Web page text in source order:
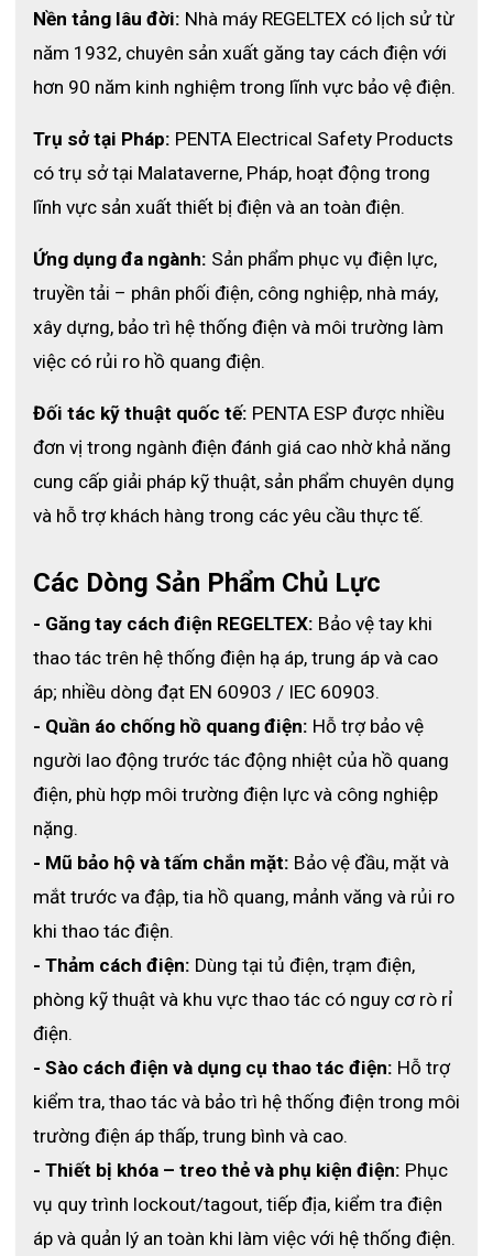
Ứng dụng của quần áo ARC Flash SFE
Ngành điện và điện công nghiệp
Nhà máy sản xuất
Trạm điện, khu công nghiệp
Công việc bảo trì, sửa chữa hệ thống điện
Mua áo khoác bảo hộ SFE ARC Flash
8 cal chính hãng toàn quốc?
toàn cho người lao động trong môi trường nguy hiểm. Liên hệ
ngay để được tư vấn chi tiết và nhận báo giá nhanh.
Liên hệ ngay ECO3D để được tư vấn chi tiết và nhận báo giá
nhanh chóng cho sản phẩm phù hợp với nhu cầu sử dụng của
Bảo hộ điện ECO3D – Cam kết hàng thật – Bảo hành thật –
Tư vấn tận tâm.
Website: https://eco3d.vn
Hotline:
Fanpage: https://www.facebook.com/baohodienECO3D
Nền tảng lâu đời: Nhà máy REGELTEX có lịch sử từ
năm 1932, chuyên sản xuất găng tay cách điện với
hơn 90 năm kinh nghiệm trong lĩnh vực bảo vệ điện.
Trụ sở tại Pháp: PENTA Electrical Safety Products
có trụ sở tại Malataverne, Pháp, hoạt động trong
lĩnh vực sản xuất thiết bị điện và an toàn điện.
Ứng dụng đa ngành: Sản phẩm phục vụ điện lực,
truyền tải – phân phối điện, công nghiệp, nhà máy,
xây dựng, bảo trì hệ thống điện và môi trường làm
việc có rủi ro hồ quang điện.
Đối tác kỹ thuật quốc tế: PENTA ESP được nhiều
đơn vị trong ngành điện đánh giá cao nhờ khả năng
cung cấp giải pháp kỹ thuật, sản phẩm chuyên dụng
và hỗ trợ khách hàng trong các yêu cầu thực tế.
Các Dòng Sản Phẩm Chủ Lực
- Găng tay cách điện REGELTEX: Bảo vệ tay khi
thao tác trên hệ thống điện hạ áp, trung áp và cao
áp; nhiều dòng đạt EN 60903 / IEC 60903.
- Quần áo chống hồ quang điện: Hỗ trợ bảo vệ
người lao động trước tác động nhiệt của hồ quang
điện, phù hợp môi trường điện lực và công nghiệp
nặng.
- Mũ bảo hộ và tấm chắn mặt: Bảo vệ đầu, mặt và
mắt trước va đập, tia hồ quang, mảnh văng và rủi ro
khi thao tác điện.
- Thảm cách điện: Dùng tại tủ điện, trạm điện,
phòng kỹ thuật và khu vực thao tác có nguy cơ rò rỉ
điện.
- Sào cách điện và dụng cụ thao tác điện: Hỗ trợ
kiểm tra, thao tác và bảo trì hệ thống điện trong môi
trường điện áp thấp, trung bình và cao.
- Thiết bị khóa – treo thẻ và phụ kiện điện: Phục
vụ quy trình lockout/tagout, tiếp địa, kiểm tra điện
áp và quản lý an toàn khi làm việc với hệ thống điện.